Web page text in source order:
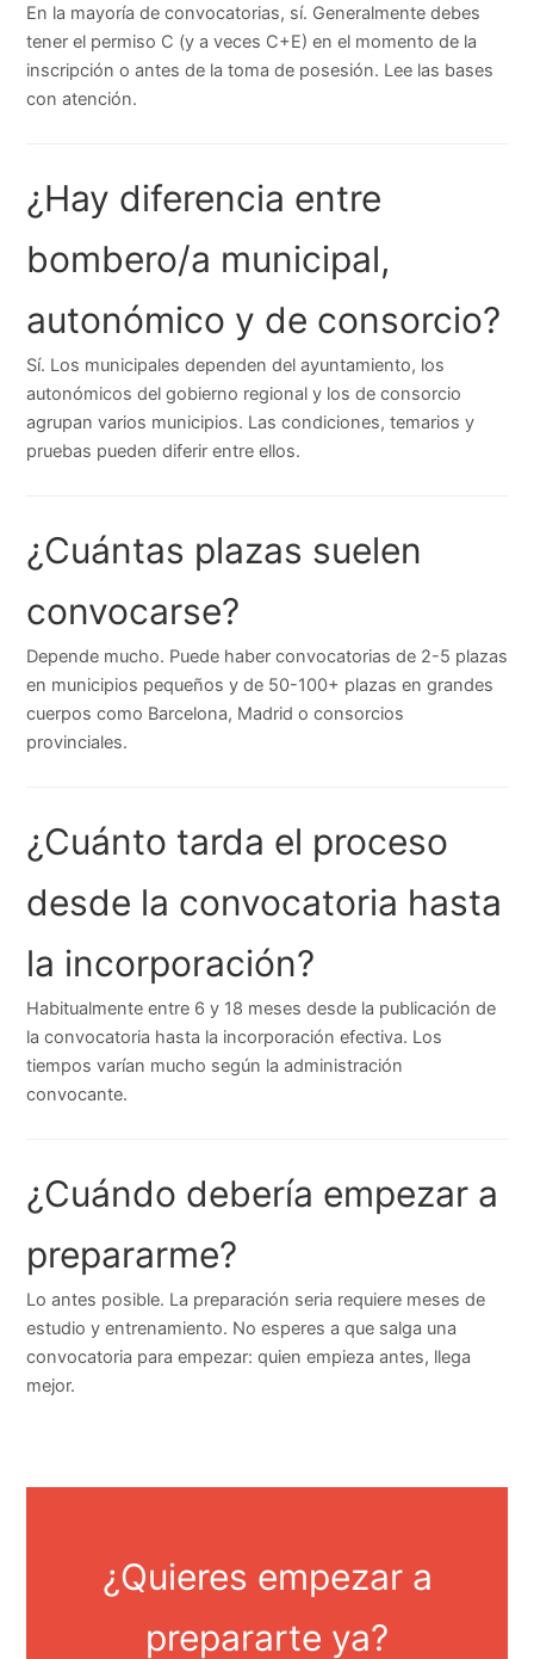
En la mayoría de convocatorias, sí. Generalmente debes
tener el permiso C (y a veces C+E) en el momento de la
inscripción o antes de la toma de posesión. Lee las bases
con atención.
¿Hay diferencia entre
bombero/a municipal,
autonómico y de consorcio?
Sí. Los municipales dependen del ayuntamiento, los
autonómicos del gobierno regional y los de consorcio
agrupan varios municipios. Las condiciones, temarios y
pruebas pueden diferir entre ellos.
¿Cuántas plazas suelen
convocarse?
Depende mucho. Puede haber convocatorias de 2-5 plazas
en municipios pequeños y de 50-100+ plazas en grandes
cuerpos como Barcelona, Madrid o consorcios
provinciales.
¿Cuánto tarda el proceso
desde la convocatoria hasta
la incorporación?
Habitualmente entre 6 y 18 meses desde la publicación de
la convocatoria hasta la incorporación efectiva. Los
tiempos varían mucho según la administración
convocante.
¿Cuándo debería empezar a
prepararme?
Lo antes posible. La preparación seria requiere meses de
estudio y entrenamiento. No esperes a que salga una
convocatoria para empezar: quien empieza antes, llega
mejor.
¿Quieres empezar a
prepararte ya?